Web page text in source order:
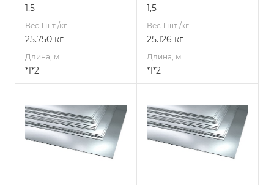
1,5
Вес 1 шт./кг.
25.750 кг
Длина, м
*1*2
1,5
Вес 1 шт./кг.
25.126 кг
Длина, м
*1*2